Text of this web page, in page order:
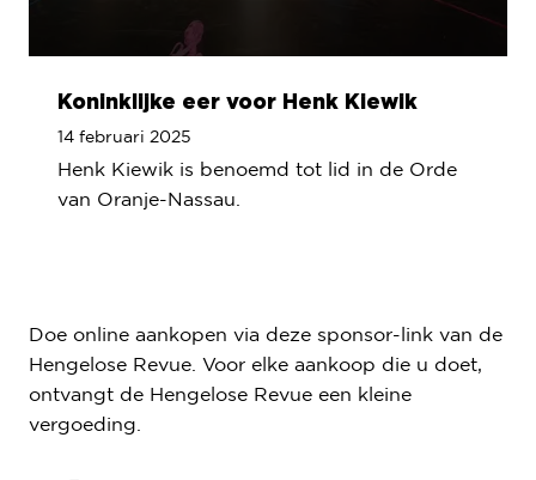
Koninklijke eer voor Henk Kiewik
14 februari 2025
Henk Kiewik is benoemd tot lid in de Orde
van Oranje-Nassau.
Doe online aankopen via deze sponsor-link van de
Hengelose Revue. Voor elke aankoop die u doet,
ontvangt de Hengelose Revue een kleine
vergoeding.